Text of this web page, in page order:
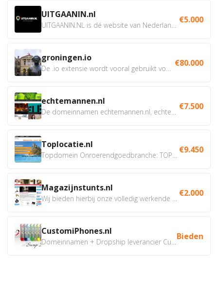
UITGAANIN.nl €5.000
groningen.io €80.000
echtemannen.nl €7.500
Toplocatie.nl €9.450
Magazijnstunts.nl €2.000
CustomiPhones.nl Bieden